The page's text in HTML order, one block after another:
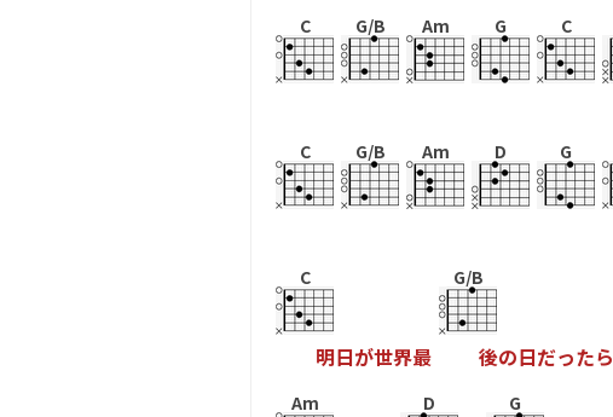
C G/B Am G C
C G/B Am D G
C
明日が世界最
G/B
後の日だったら
Am D G